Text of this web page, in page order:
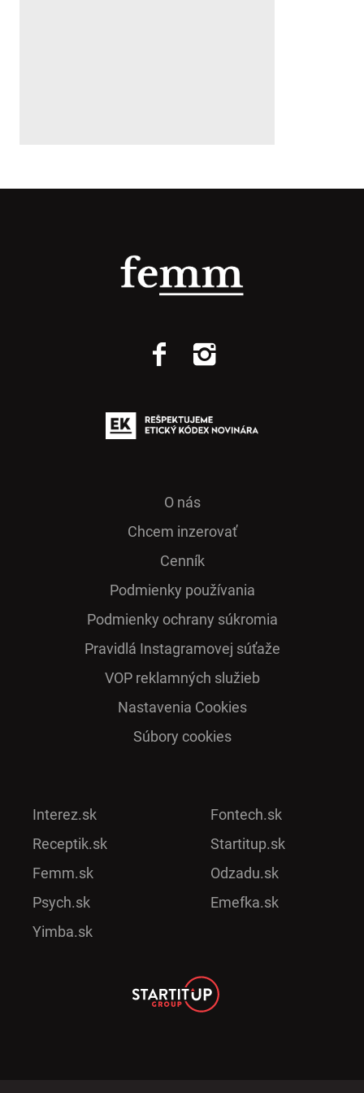
O nás
Chcem inzerovať
Cenník
Podmienky používania
Podmienky ochrany súkromia
Pra­vidlá Ins­ta­gra­mo­vej sú­ťaže
VOP reklamných služieb
Nastavenia Cookies
Súbory cookies
Interez.sk
Receptik.sk
Femm.sk
Psych.sk
Yimba.sk
Fontech.sk
Startitup.sk
Odzadu.sk
Emefka.sk